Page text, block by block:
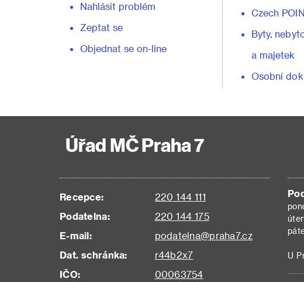
Nahlásit problém
Zeptat se
Objednat se on-line
Czech
Byty,
a majetek
Osobní
Úřad MČ Praha 7
Recepce:
220 144 111
Podatelna:
220 144 175
E-mail:
podatelna@praha7.cz
Dat. schránka:
r44b2x7
IČO:
00063754
U